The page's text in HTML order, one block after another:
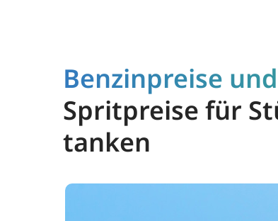
Benzinpreise
Spritpreise für
tanken